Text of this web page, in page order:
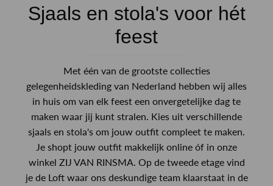
Sjaals en stola's voor hét
feest
Met één van de grootste collecties
gelegenheidskleding van Nederland hebben wij alles
in huis om van elk feest een onvergetelijke dag te
maken waar jij kunt stralen. Kies uit verschillende
sjaals en stola's om jouw outfit compleet te maken.
Je shopt jouw outfit makkelijk online óf in onze
winkel ZIJ VAN RINSMA. Op de tweede etage vind
je de Loft waar ons deskundige team klaarstaat in de